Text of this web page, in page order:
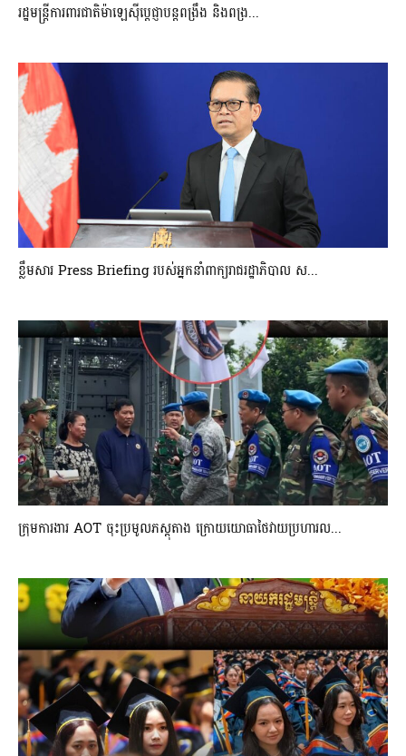
រដ្ឋមន្ត្រីការពារជាតិម៉ាឡេស៊ីប្ដេជ្ញាបន្តពង្រឹង និងពង្រ...
ខ្លឹមសារ Press Briefing របស់អ្នកនាំពាក្យរាជរដ្ឋាភិបាល ស...
ក្រុមការងារ AOT ចុះប្រមូលភស្តុតាង ក្រោយយោធាថៃវាយប្រហារល...